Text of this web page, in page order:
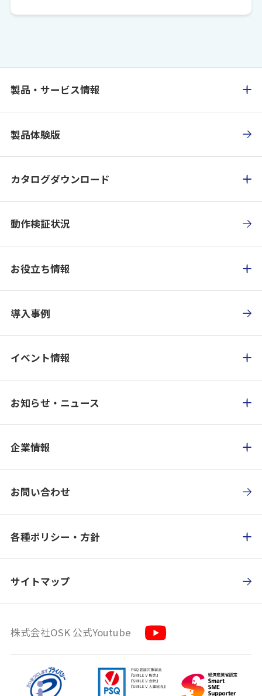
製品・サービス情報
製品体験版
カタログダウンロード
動作検証状況
お役立ち情報
導入事例
イベント情報
お知らせ・ニュース
企業情報
お問い合わせ
各種ポリシー・方針
サイトマップ
株式会社OSK 公式Youtube